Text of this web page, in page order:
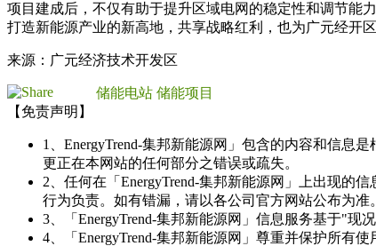
项目建成后，不仅有助于提升区域电网的稳定性和调节能
打造新能源产业的新高地，共享战略红利，也为广元经开
来源：广元经济技术开发区
储能电站 储能项目
【免责声明】
1、EnergyTrend-集邦新能源网」包含的内容和信息
更正在本网站的任何部分之错误或疏失。
2、任何在「EnergyTrend-集邦新能源网」上出现的
行为负责。如有错漏，请以各公司官方网站公布为准。
3、「EnergyTrend-集邦新能源网」信息服务基于"现
4、「EnergyTrend-集邦新能源网」尊重并保护所有